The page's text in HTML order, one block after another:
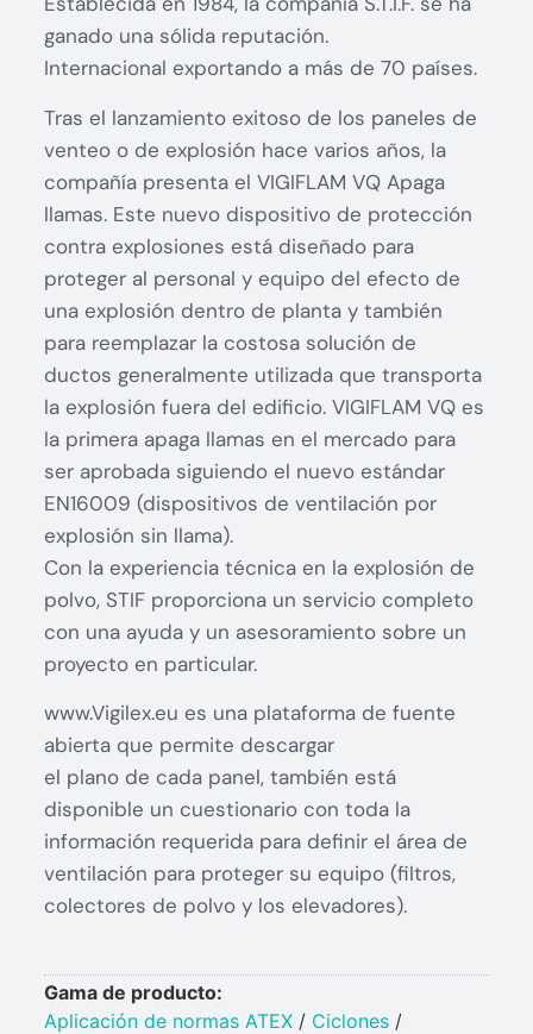
ganado una sólida reputación.
Internacional exportando a más de 70 países.
Tras el lanzamiento exitoso de los paneles de
venteo o de explosión hace varios años, la
compañía presenta el VIGIFLAM VQ Apaga
llamas. Este nuevo dispositivo de protección
contra explosiones está diseñado para
proteger al personal y equipo del efecto de
una explosión dentro de planta y también
para reemplazar la costosa solución de
ductos generalmente utilizada que transporta
la explosión fuera del edificio. VIGIFLAM VQ es
la primera apaga llamas en el mercado para
ser aprobada siguiendo el nuevo estándar
EN16009 (dispositivos de ventilación por
explosión sin llama).
Con la experiencia técnica en la explosión de
polvo, STIF proporciona un servicio completo
con una ayuda y un asesoramiento sobre un
proyecto en particular.
www.Vigilex.eu es una plataforma de fuente
abierta que permite descargar
el plano de cada panel, también está
disponible un cuestionario con toda la
información requerida para definir el área de
ventilación para proteger su equipo (filtros,
colectores de polvo y los elevadores).
Gama de producto:
Aplicación de normas ATEX/ Ciclones/